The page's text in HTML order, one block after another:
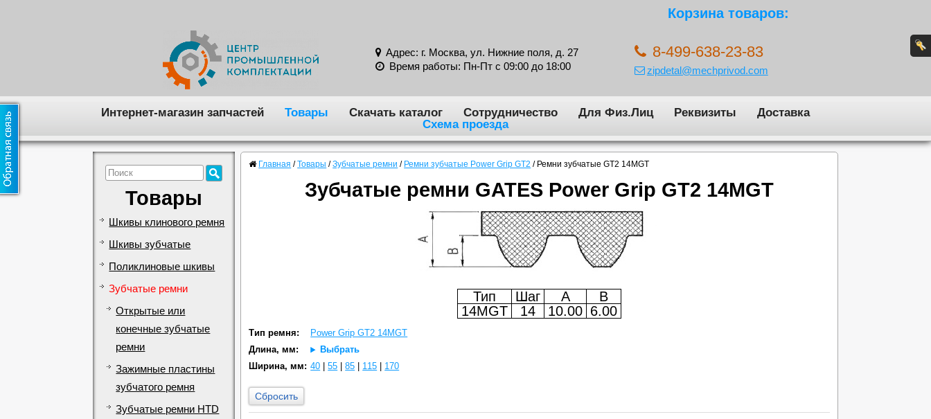
Корзина товаров:
Адрес: г. Москва, ул. Нижние поля, д. 27
Время работы: Пн-Пт с 09:00 до 18:00
8-499-638-23-83
zipdetal@mechprivod.com
Интернет-магазин запчастей Товары Скачать каталог Сотрудничество Для Физ.Лиц Реквизиты
Доставка
Схема проезда
Товары
Шкивы клинового ремня
Шкивы зубчатые
Поликлиновые шкивы
Зубчатые ремни
Открытые или
конечные зубчатые
ремни
Зажимные пластины
зубчатого ремня
Зубчатые ремни HTD
Главная / Товары / Зубчатые ремни / Ремни зубчатые Power Grip GT2 / Ремни зубчатые GT2 14MGT
Зубчатые ремни GATES Power Grip GT2 14MGT
Тип Шаг A
B
14MGT
14 10.00 6.00
Тип ремня:
Power Grip GT2 14MGT
Длина, мм:
Выбрать
Ширина, мм: 40 |55 |85 115 170
Сбросить